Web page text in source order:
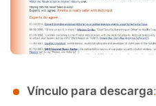
Vínculo para descarga: